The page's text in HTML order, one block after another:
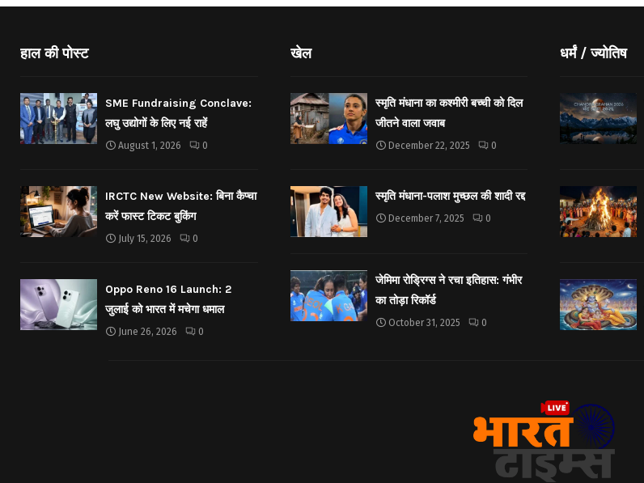
हाल की पोस्ट
SME Fundraising Conclave:
लघु उद्योगों के लिए नई राहें
August 1, 2026 0
IRCTC New Website: बिना कैप्चा
करें फास्ट टिकट बुकिंग
July 15, 2026 0
Oppo Reno 16 Launch: 2
जुलाई को भारत में मचेगा धमाल
June 26, 2026 0
खेल
स्मृति मंधाना का कश्मीरी बच्ची को दिल
जीतने वाला जवाब
December 22, 2025 0
स्मृति मंधाना-पलाश मुच्छल की शादी रद्द
December 7, 2025 0
जेमिमा रोड्रिग्स ने रचा इतिहास: गंभीर
का तोड़ा रिकॉर्ड
October 31, 2025 0
धर्मं / ज्योतिष